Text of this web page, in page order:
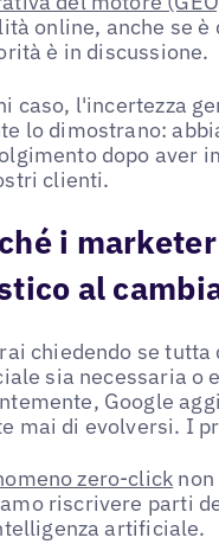
online, anche se è
è in discussione.
caso, l'incertezza
lo dimostrano:
dopo aver
clienti.
i
al
chiedendo se
sia necessaria o
Google
mai di evolversi. I
zero-click
riscrivere parti
artificiale.